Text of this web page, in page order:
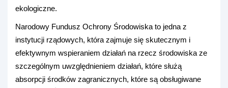
ekologiczne.
Narodowy Fundusz Ochrony Środowiska to jedna z
instytucji rządowych, która zajmuje się skutecznym i
efektywnym wspieraniem działań na rzecz środowiska ze
szczególnym uwzględnieniem działań, które służą
absorpcji środków zagranicznych, które są obsługiwane